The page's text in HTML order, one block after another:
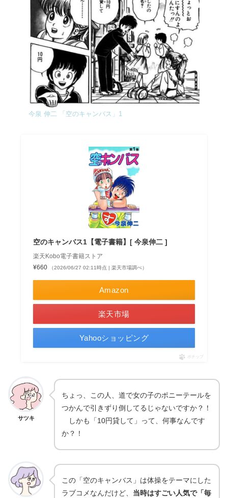
今泉 伸二 「空のキャンバス」1
空のキャンバス1【電子書籍】[ 今泉伸二 ]
楽天Kobo電子書籍ストア
¥660
（2026/06/27 02:11時点 | 楽天市場調べ）
Amazon
楽天市場
Yahooショッピング
ポチップ
サツキ
ちょっ、この人、道で女の子のポニーテールを
つかんで引きずり倒してるじゃないですか？！
しかも「10円貸して」って、何事なんです
か？！
この「空のキャンバス」は体操をテーマにした
ラブコメなんだけど、 当時はすごい人気で「毎